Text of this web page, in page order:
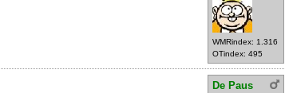
WMRindex: 1.316
OTindex: 495
De Paus